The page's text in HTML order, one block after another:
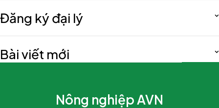
Đăng ký đại lý
Bài viết mới
Nông nghiệp AVN